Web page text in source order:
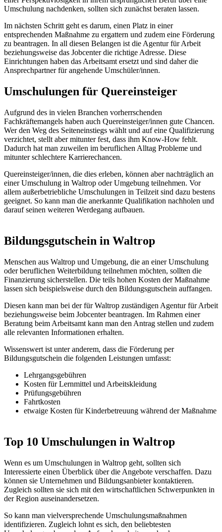
Umschulung nachdenken, sollten sich zunächst beraten lassen.
Im nächsten Schritt geht es darum, einen Platz in einer
entsprechenden Maßnahme zu ergattern und zudem eine Förderung
zu beantragen. In all diesen Belangen ist die Agentur für Arbeit
beziehungsweise das Jobcenter die richtige Adresse. Diese
Einrichtungen haben das Arbeitsamt ersetzt und sind daher die
Ansprechpartner für angehende Umschüler/innen.
Umschulungen für Quereinsteiger
Aufgrund des in vielen Branchen vorherrschenden
Fachkräftemangels haben auch Quereinsteiger/innen gute Chancen.
Wer den Weg des Seiteneinstiegs wählt und auf eine Qualifizierung
verzichtet, stellt aber mitunter fest, dass ihm Know-How fehlt.
Dadurch hat man zuweilen im beruflichen Alltag Probleme und
mitunter schlechtere Karrierechancen.
Quereinsteiger/innen, die dies erleben, können aber nachträglich an
einer Umschulung in Waltrop oder Umgebung teilnehmen. Vor
allem außerbetriebliche Umschulungen in Teilzeit sind dazu bestens
geeignet. So kann man die anerkannte Qualifikation nachholen und
darauf seinen weiteren Werdegang aufbauen.
Bildungsgutschein in Waltrop
Menschen aus Waltrop und Umgebung, die an einer Umschulung
oder beruflichen Weiterbildung teilnehmen möchten, sollten die
Finanzierung sicherstellen. Die teils hohen Kosten der Maßnahme
lassen sich beispielsweise durch den Bildungsgutschein auffangen.
Diesen kann man bei der für Waltrop zuständigen Agentur für Arbeit
beziehungsweise beim Jobcenter beantragen. Im Rahmen einer
Beratung beim Arbeitsamt kann man den Antrag stellen und zudem
alle relevanten Informationen erhalten.
Wissenswert ist unter anderem, dass die Förderung per
Bildungsgutschein die folgenden Leistungen umfasst:
Lehrgangsgebühren
Kosten für Lernmittel und Arbeitskleidung
Prüfungsgebühren
Fahrtkosten
etwaige Kosten für Kinderbetreuung während der Maßnahme
Top 10 Umschulungen in Waltrop
Wenn es um Umschulungen in Waltrop geht, sollten sich
Interessierte einen Überblick über die Angebote verschaffen. Dazu
können sie Unternehmen und Bildungsanbieter kontaktieren.
Zugleich sollten sie sich mit den wirtschaftlichen Schwerpunkten in
der Region auseinandersetzen.
So kann man vielversprechende Umschulungsmaßnahmen
identifizieren. Zugleich lohnt es sich, den beliebtesten